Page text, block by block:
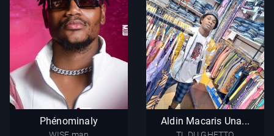
Phénominaly
WISE man
Phénominaly
Aldin Macaris
Una...
TL DU GHETTO
Aldin Macaris Una...